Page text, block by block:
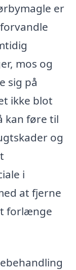
er
mos og
sig på
ikke blot
kan føre til
og
i
at fjerne
forlænge